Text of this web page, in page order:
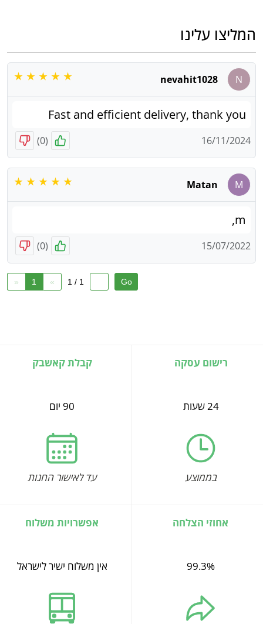
המליצו עלינו
N
nevahit1028
Fast and efficient delivery, thank you
16/11/2024
(
0
)
M
Matan
m,
15/07/2022
(
0
)
« 1 » 1 / 1
רישום עסקה
24 שעות
בממוצע
קבלת קאשבק
90 יום
עד לאישור החנות
אחוזי הצלחה
99.3%
אפשרויות משלוח
אין משלוח ישיר לישראל